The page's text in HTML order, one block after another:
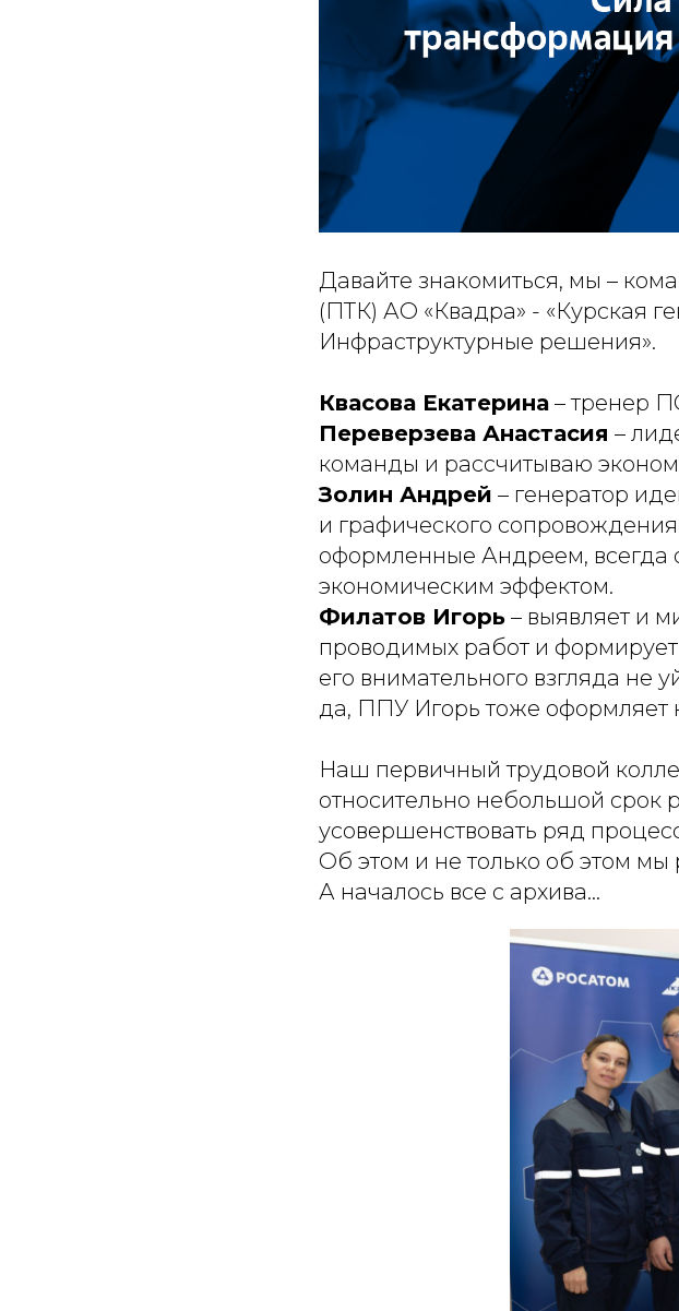
Давайте знакомиться, мы –
(ПТК) АО «Квадра» - «Курская
Инфраструктурные решения».
Квасова Екатерина – тренер
Переверзева Анастасия –
команды и рассчитываю
Золин Андрей – генератор
и графического
оформленные Андреем, всегда
экономическим эффектом.
Филатов Игорь – выявляет и
проводимых работ и
его внимательного взгляда не
да, ППУ Игорь тоже оформляет
Наш первичный трудовой
относительно небольшой срок
усовершенствовать ряд
Об этом и не только об этом
А началось все с архива...